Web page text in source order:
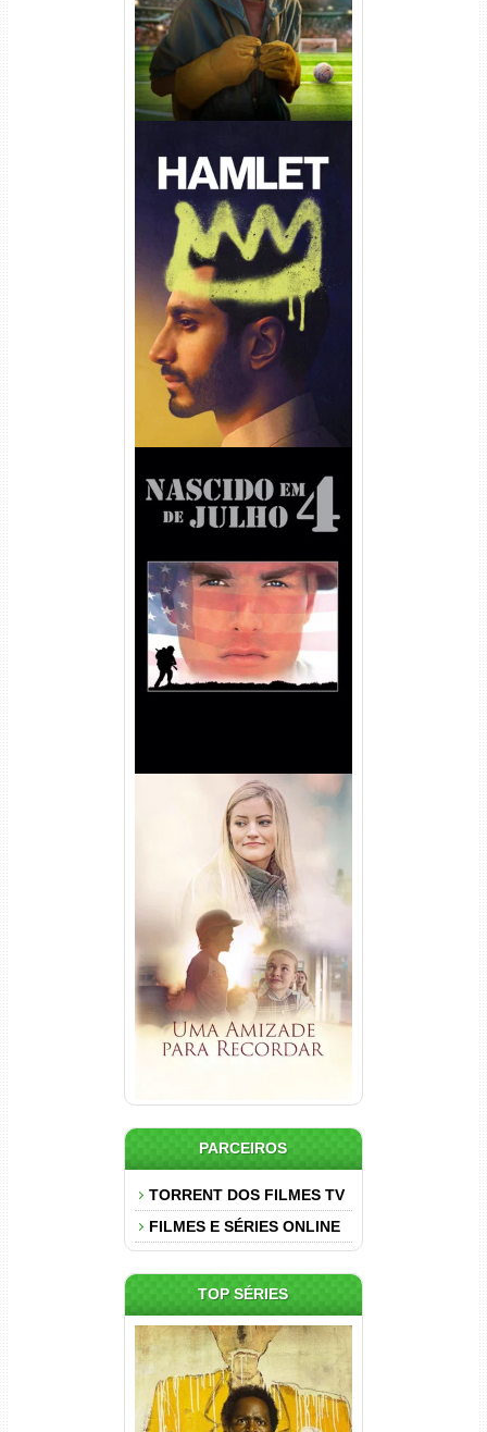
Hamlet Torrent (2026) WEB-
DL 1080p Dual Áudio
Nascido em 4 de Julho
Torrent (1989) WEB-DL 1080p
Dual Áudio
Uma Amizade para Recordar
Torrent (2025) WEB-DL 1080p
Dual Áudio
PARCEIROS
TORRENT DOS FILMES TV
FILMES E SÉRIES ONLINE
TOP SÉRIES